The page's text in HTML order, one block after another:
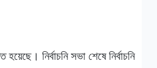
নির্বাচনি সভা শেষে নির্বাচনি